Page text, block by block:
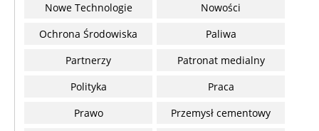
Nowe Technologie
Nowości
Ochrona Środowiska
Paliwa
Partnerzy
Patronat medialny
Polityka
Praca
Prawo
Przemysł cementowy